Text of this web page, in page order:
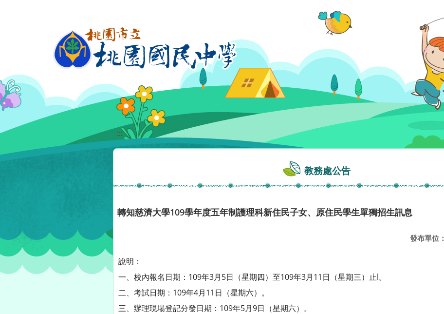
:::
教務處公告
轉知慈濟大學109學年度五年制護理科新住民子女、原住民學生單獨招生訊息
發布單位：
說明：
一、校內報名日期：109年3月5日（星期四）至109年3月11日（星期三）止l。
二、考試日期：109年4月11日（星期六）。
三、辦理現場登記分發日期：109年5月9日（星期六）。